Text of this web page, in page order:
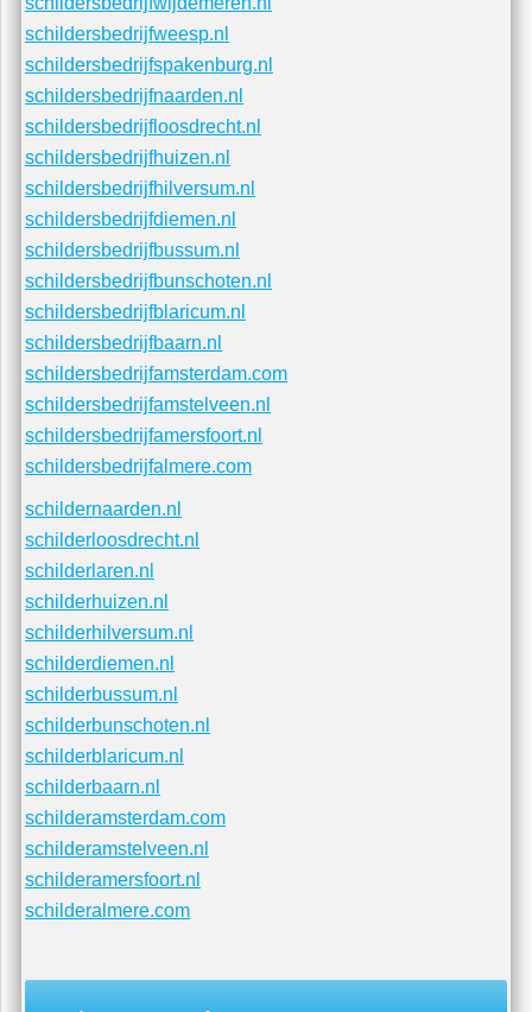
Schilder Site's:
schilderwijdemeren.nl
schilderweesp.nl
schilderspakenburg.nl
schildersbedrijfwijdemeren.nl
schildersbedrijfweesp.nl
schildersbedrijfspakenburg.nl
schildersbedrijfnaarden.nl
schildersbedrijfloosdrecht.nl
schildersbedrijfhuizen.nl
schildersbedrijfhilversum.nl
schildersbedrijfdiemen.nl
schildersbedrijfbussum.nl
schildersbedrijfbunschoten.nl
schildersbedrijfblaricum.nl
schildersbedrijfbaarn.nl
schildersbedrijfamsterdam.com
schildersbedrijfamstelveen.nl
schildersbedrijfamersfoort.nl
schildersbedrijfalmere.com
schilderamsterdam.com